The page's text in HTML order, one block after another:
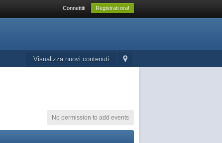
Connettiti Registrati ora!
Visualizza nuovi contenuti
No permission to add events